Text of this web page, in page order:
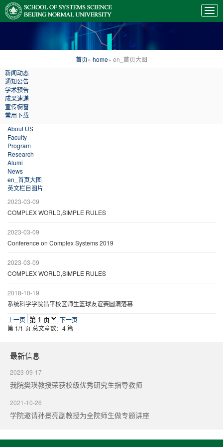
首页» home» en_首页大图
新闻动态
通知公告
学术预告
成果速递
宣传橱窗
常用下载
About US
Faculty
Program
Research
Alumi
News
en_首页大图
英文栏目图片
2023-03-09
COMPLEX WORLD,SIMPLE RULES
2023-03-09
Conference on Complex Systems 2019
2023-03-09
COMPLEX WORLD,SIMPLE RULES
2018-10-19
系统科学学院昌平校区师生篮球友谊赛圆满落幕
上一页
下一页
第 1/1 页 总文章数：4 篇
最新信息
2023-09-17
我院樊瑛教授荣获校级优秀研究生指导教师
2021-10-26
学院邀请孙景亮副教授为全院师生做专题讲座